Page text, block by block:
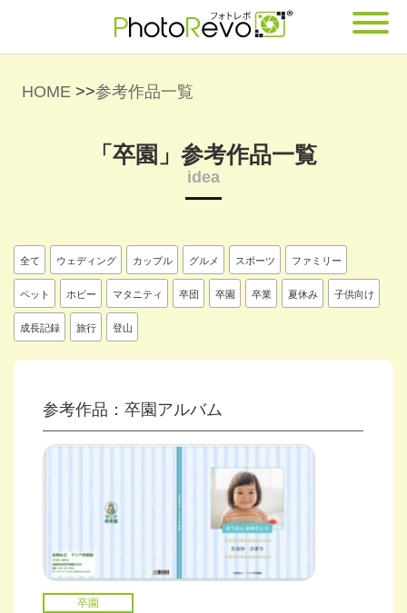
HOME >>参考作品一覧
「卒園」参考作品一覧
idea
全て ウェディング カップル グルメ スポーツ ファミリー
ペット ホビー マタニティ 卒団 卒園 卒業 夏休み 子供向け
成長記録 旅行 登山
参考作品：卒園アルバム
卒園